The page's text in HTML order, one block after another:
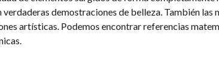
demostraciones de belleza. También las
artísticas. Podemos encontrar referencias